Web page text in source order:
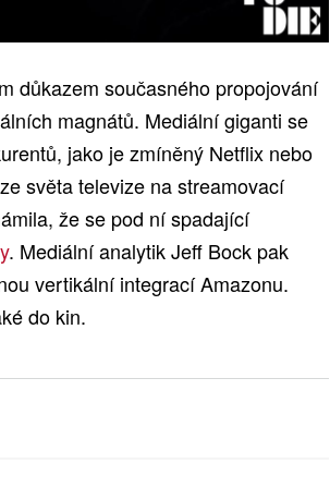
důkazem současného propojování
magnátů. Mediální giganti se
jako je zmíněný Netflix nebo
světa televize na streamovací
že se pod ní spadající
. Mediální analytik Jeff Bock pak
vertikální integrací Amazonu.
do kin.